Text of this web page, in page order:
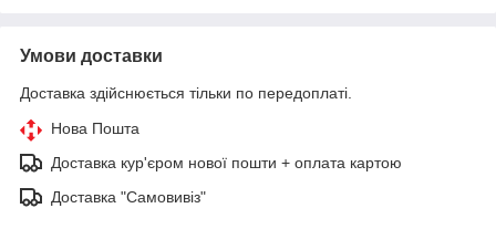
Умови доставки
Доставка здійснюється тільки по передоплаті.
Нова Пошта
Доставка кур'єром нової пошти + оплата картою
Доставка "Самовивіз"